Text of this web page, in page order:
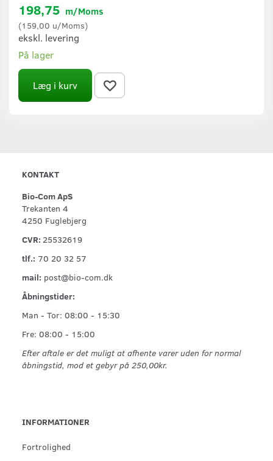
198,75 m/Moms
(159,00 u/Moms)
ekskl. levering
På lager
Læg i kurv
KONTAKT
Bio-Com ApS
Trekanten 4
4250 Fuglebjerg
CVR: 25532619
tlf.: 70 20 32 57
mail: post@bio-com.dk
Åbningstider:
Man - Tor: 08:00 - 15:30
Fre: 08:00 - 15:00
Efter aftale er det muligt at afhente varer uden for normal
åbningstid, mod et gebyr på 250,00kr.
INFORMATIONER
Fortrolighed